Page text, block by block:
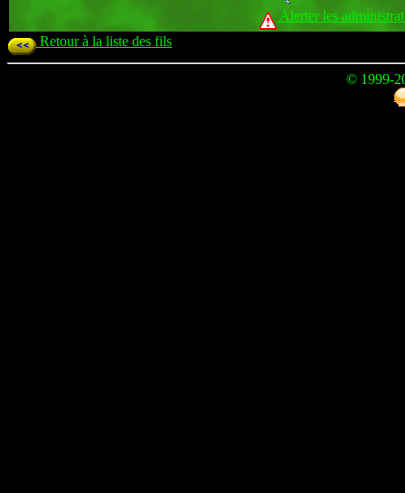
Alerter les
Retour à la liste des fils
© 1999-